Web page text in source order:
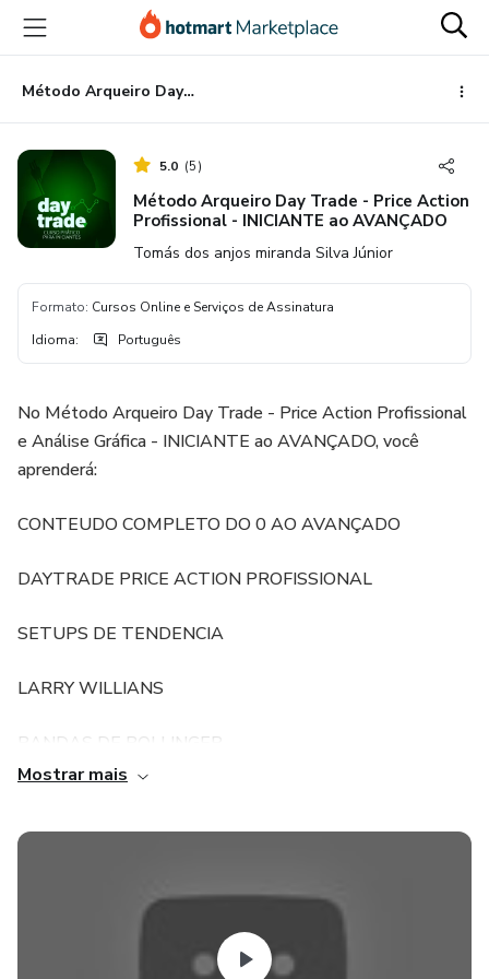
para
conteúdo
principal
para
pagamento
para
rodapé
Método Arqueiro Day Trade - Price Action Profissional - INICIANTE ao AVANÇADO
5.0 (5)
Método Arqueiro Day Trade - Price Action
Profissional - INICIANTE ao AVANÇADO
Tomás dos anjos miranda Silva Júnior
Formato: Cursos Online e Serviços de Assinatura
Idioma: Português
No Método Arqueiro Day Trade - Price Action Profissional
e Análise Gráfica - INICIANTE ao AVANÇADO, você
aprenderá:
​CONTEUDO COMPLETO DO 0 AO AVANÇADO
DAYTRADE PRICE ACTION PROFISSIONAL
SETUPS DE TENDENCIA
LARRY WILLIANS
BANDAS DE BOLLINGER
ALVOS
GERENCIAMENTO DE RISCO
Mostrar mais